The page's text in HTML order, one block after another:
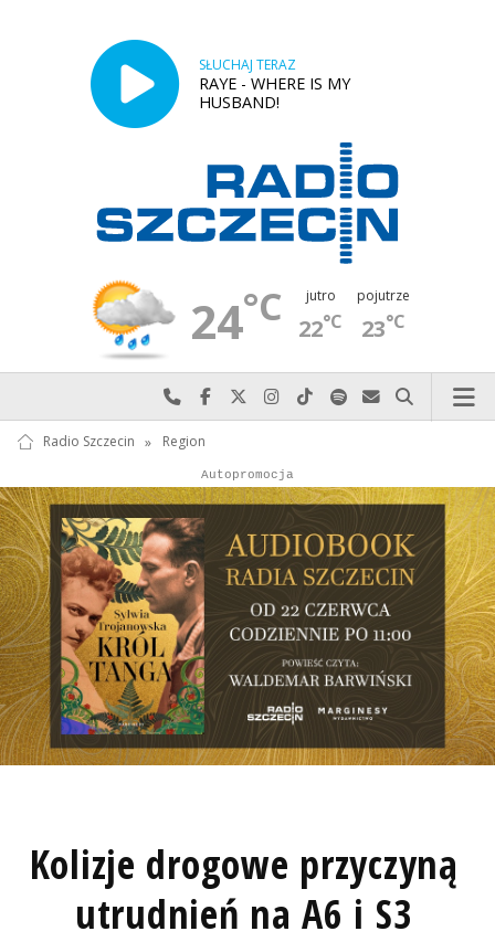
SŁUCHAJ TERAZ
RAYE - WHERE IS MY
HUSBAND!
24°C jutro
22°C
pojutrze
23°C
Najlepiej po prostu do nas zadzwoń
Odwiedź nas na Facebook-u
Odwiedź nas na X
Odwiedź nas na Instagram-ie
Odwiedź nas na TikTok-u
Szukaj nas na Spotify
Wyślij do nas
Szukaj
Radio Szczecin » Region
Reklama
Autopromocja
Kolizje drogowe przyczyną
utrudnień na A6 i S3